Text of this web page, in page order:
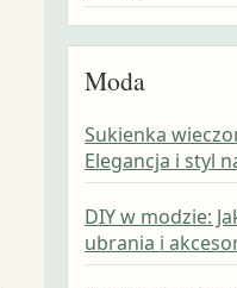
Moda
Sukienka
Elegancja i styl
DIY w modzie:
ubrania i